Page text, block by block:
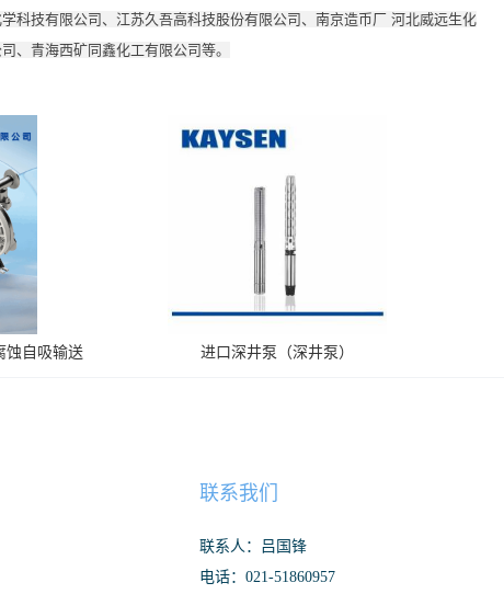
科技有限公司、江苏久吾高科技股份有限公司、南京造币厂 河北威远生化
、青海西矿同鑫化工有限公司等。
蚀自吸输送
进口深井泵（深井泵）
联系我们
联系人：吕国锋
电话：021-51860957